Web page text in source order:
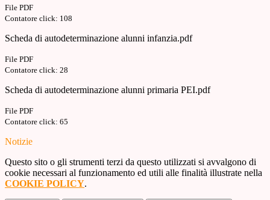
File PDF
Contatore click: 108
Scheda di autodeterminazione alunni infanzia.pdf
File PDF
Contatore click: 28
Scheda di autodeterminazione alunni primaria PEI.pdf
File PDF
Contatore click: 65
Notizie
Questo sito o gli strumenti terzi da questo utilizzati si avvalgono di
cookie necessari al funzionamento ed utili alle finalità illustrate nella
COOKIE POLICY.